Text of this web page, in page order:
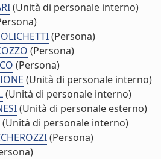
(Unità di personale interno)
(Persona)
(Persona)
(Persona)
(Unità di personale interno)
(Unità di personale interno)
(Unità di personale esterno)
(Unità di personale interno)
(Persona)